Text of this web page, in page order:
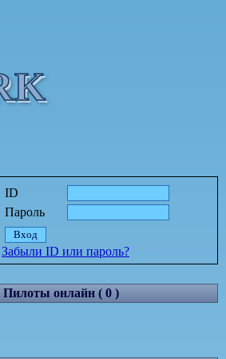
ID
Пароль
Забыли ID или пароль?
Пилоты онлайн ( 0 )